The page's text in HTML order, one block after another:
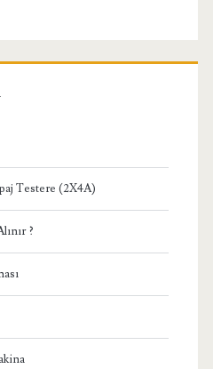
Testere (2X4A)
?